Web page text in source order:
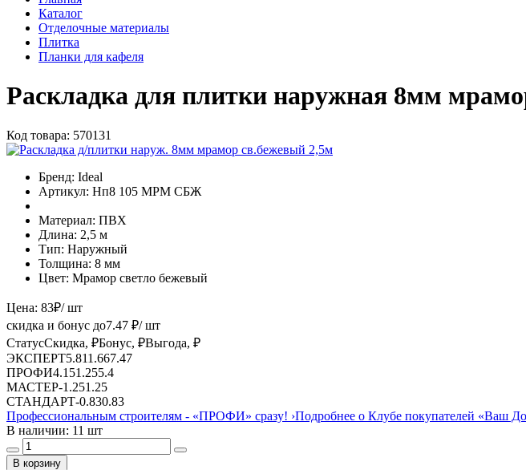
Каталог
Отделочные материалы
Плитка
Планки для кафеля
Раскладка для плитки наружная 8мм
Код товара: 570131
Бренд: Ideal
Артикул: Нп8 105 МРМ СБЖ
Материал: ПВХ
Длина: 2,5 м
Тип: Наружный
Толщина: 8 мм
Цвет: Мрамор светло бежевый
Цена: 83₽/ шт
скидка и бонус до7.47 ₽/ шт
СтатусСкидка, ₽Бонус, ₽Выгода, ₽
ЭКСПЕРТ5.811.667.47
ПРОФИ4.151.255.4
МАСТЕР-1.251.25
СТАНДАРТ-0.830.83
Профессиональным строителям - «ПРОФИ» сразу! ›Подробнее о Клубе покупателей «Ваш
В наличии: 11 шт
В корзину